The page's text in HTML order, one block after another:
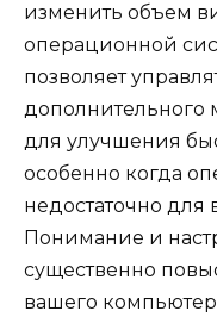
изменить объем
операционной
позволяет
дополнительного
для улучшения
особенно когда
недостаточно для
Понимание и
существенно
вашего